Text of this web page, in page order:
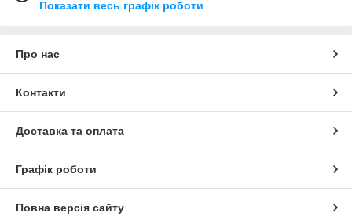
Показати весь графік роботи
Про нас
Контакти
Доставка та оплата
Графік роботи
Повна версія сайту